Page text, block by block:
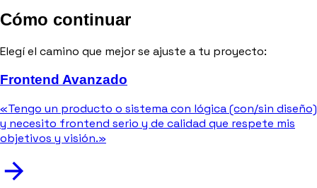
Cómo continuar
Elegí el camino que mejor se ajuste a tu proyecto:
Frontend Avanzado
«Tengo un producto o sistema con lógica (con/sin diseño)
y necesito frontend serio y de calidad que respete mis
objetivos y visión.»